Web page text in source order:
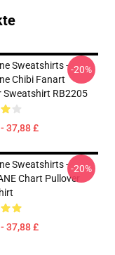
Sweatshirts -
Chibi Fanart
Sweatshirt RB2205
37,88 £
-20%
Sweatshirts -
Chart Pullover
37,88 £
-20%